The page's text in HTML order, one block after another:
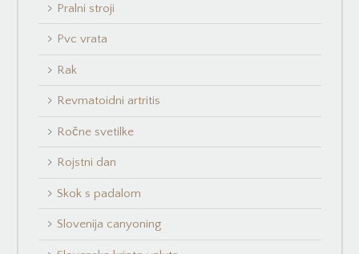
Pralni stroji
Pvc vrata
Rak
Revmatoidni artritis
Ročne svetilke
Rojstni dan
Skok s padalom
Slovenija canyoning